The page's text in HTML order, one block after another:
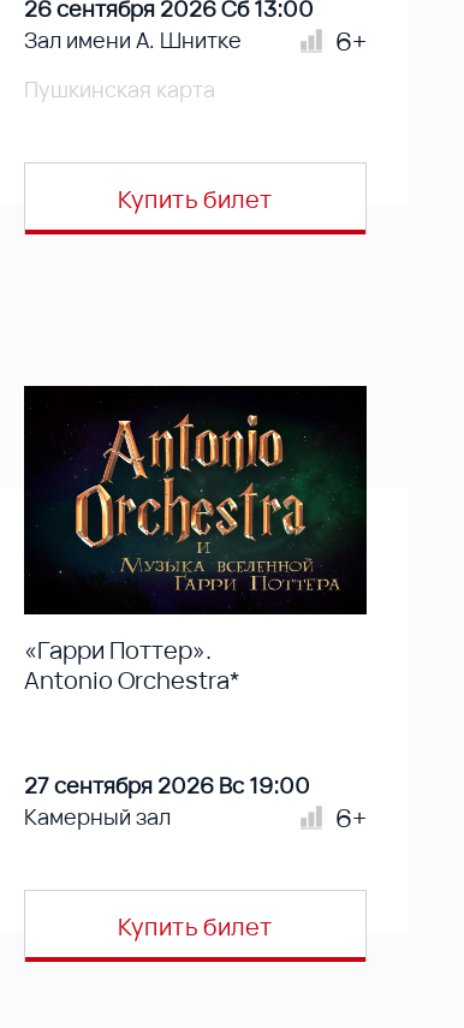
26 сентября 2026 Сб 13:00
Зал имени А. Шнитке
6+
Пушкинская карта
Купить билет
«Гарри Поттер».
Antonio Orchestra*
27 сентября 2026 Вс 19:00
Камерный зал
6+
Купить билет